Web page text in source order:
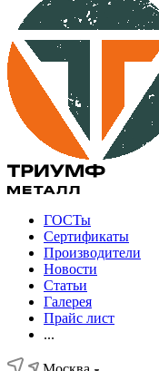
ГОСТы
Сертификаты
Производители
Новости
Статьи
Галерея
Прайс лист
...